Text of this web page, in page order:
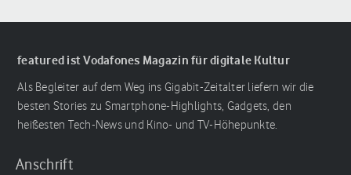
featured ist Vodafones Magazin für digitale Kultur
Als Begleiter auf dem Weg ins Gigabit-Zeitalter liefern wir die
besten Stories zu Smartphone-Highlights, Gadgets, den
heißesten Tech-News und Kino- und TV-Höhepunkte.
Anschrift